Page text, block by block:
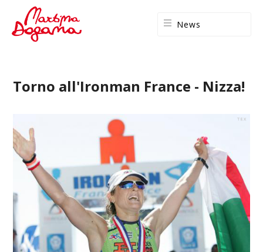
News
Torno all'Ironman France - Nizza!